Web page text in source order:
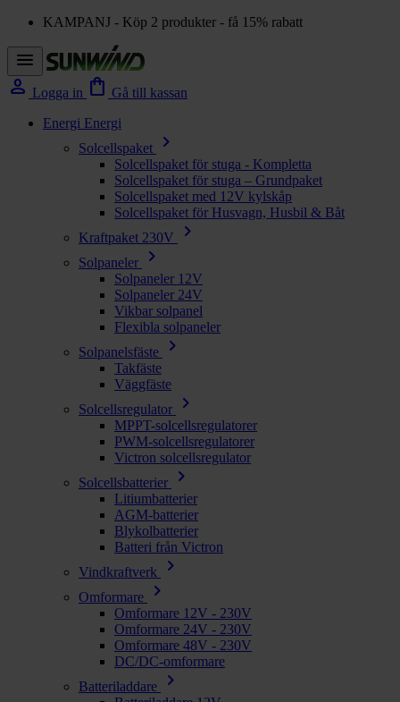
KAMPANJ - Köp 2 produkter - få 15% rabatt
menu
person Logga in shopping_bag Gå till kassan
Energi Energi
Solcellspaket
chevron_right
Solcellspaket för stuga - Kompletta
Solcellspaket för stuga – Grundpaket
Solcellspaket med 12V kylskåp
Solcellspaket för Husvagn, Husbil & Båt
Kraftpaket 230V
chevron_right
Solpaneler chevron_right
Solpaneler 12V
Solpaneler 24V
Vikbar solpanel
Flexibla solpaneler
Solpanelsfäste
chevron_right
Takfäste
Väggfäste
Solcellsregulator
chevron_right
MPPT-solcellsregulatorer
PWM-solcellsregulatorer
Victron solcellsregulator
Solcellsbatterier
chevron_right
Litiumbatterier
AGM-batterier
Blykolbatterier
Batteri från Victron
Vindkraftverk
chevron_right
Omformare chevron_right
Omformare 12V - 230V
Omformare 24V - 230V
Omformare 48V - 230V
DC/DC-omformare
Batteriladdare
chevron_right